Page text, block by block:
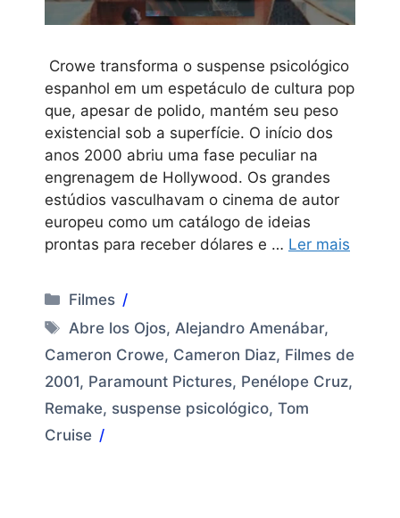
Crowe transforma o suspense psicológico
espanhol em um espetáculo de cultura pop
que, apesar de polido, mantém seu peso
existencial sob a superfície. O início dos
anos 2000 abriu uma fase peculiar na
engrenagem de Hollywood. Os grandes
estúdios vasculhavam o cinema de autor
europeu como um catálogo de ideias
prontas para receber dólares e … Ler mais
Categorias
Filmes
Tags
Abre los Ojos,Alejandro Amenábar,
Cameron Crowe, Cameron Diaz, Filmes de
2001, Paramount Pictures, Penélope Cruz,
Remake, suspense psicológico, Tom
Cruise